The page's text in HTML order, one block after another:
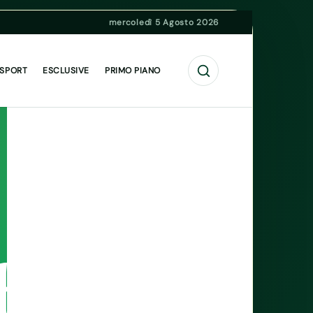
mercoledì 5 Agosto 2026
ESCLUSIVE PRIMO PIANO Cerca